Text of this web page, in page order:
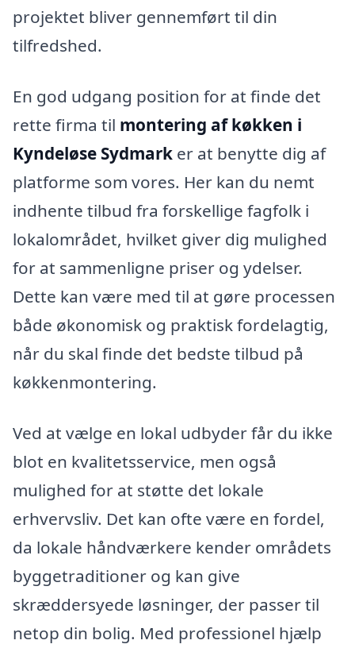
projektet bliver gennemført til din
tilfredshed.
En god udgang position for at finde det
rette firma til montering af køkken i
Kyndeløse Sydmark er at benytte dig af
platforme som vores. Her kan du nemt
indhente tilbud fra forskellige fagfolk i
lokalområdet, hvilket giver dig mulighed
for at sammenligne priser og ydelser.
Dette kan være med til at gøre processen
både økonomisk og praktisk fordelagtig,
når du skal finde det bedste tilbud på
køkkenmontering.
Ved at vælge en lokal udbyder får du ikke
blot en kvalitetsservice, men også
mulighed for at støtte det lokale
erhvervsliv. Det kan ofte være en fordel,
da lokale håndværkere kender områdets
byggetraditioner og kan give
skræddersyede løsninger, der passer til
netop din bolig. Med professionel hjælp